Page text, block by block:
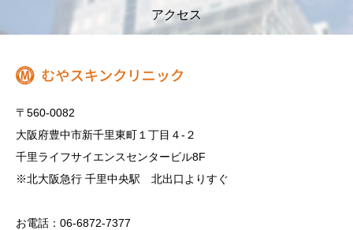
アクセス
〒560-0082
大阪府豊中市新千里東町１丁目４‐２
千里ライフサイエンスセンタービル8F
※北大阪急行 千里中央駅 北出口よりすぐ
お電話：06-6872-7377